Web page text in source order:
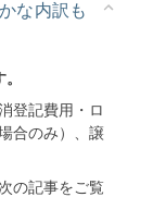
な内訳も
登記費用・ロ
合のみ）、譲
の記事をご覧